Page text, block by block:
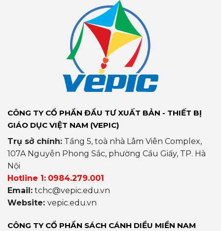
CÔNG TY CỔ PHẦN ĐẦU TƯ XUẤT BẢN - THIẾT BỊ
GIÁO DỤC VIỆT NAM (VEPIC)
Trụ sở chính: Tầng 5, toà nhà Lâm Viên Complex,
107A Nguyễn Phong Sắc, phường Cầu Giấy, TP. Hà
Nội
Hotline 1: 0984.279.001
Email: tchc@vepic.edu.vn
Website: vepic.edu.vn
CÔNG TY CỔ PHẦN SÁCH CÁNH DIỀU MIỀN NAM